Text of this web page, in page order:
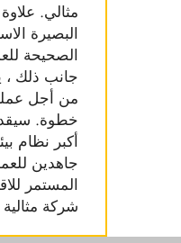
مثالي.
البصيرة
الصحيحة
جانب ذلك ،
من أجل
خطوة.
أكبر نظام
جاهدين
شركة